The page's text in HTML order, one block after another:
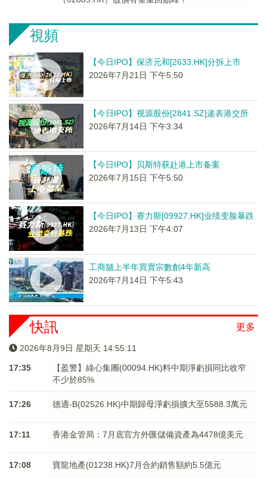
視頻
【今日IPO】保济元和[2633.HK]分拆上市
2026年7月21日 下午5:50
【今日IPO】视源股份[2841.SZ]递表港交所
2026年7月14日 下午3:34
【今日IPO】贝斯特获赴港上市备案
2026年7月15日 下午5:50
【今日IPO】赛力斯[09927.HK]业绩变脸暴跌
2026年7月13日 下午4:07
工商舖上半年買賣宗數創4年新高
2026年7月14日 下午5:43
更多
快訊
2026年8月9日 星期天 14:55:11
17:35
【盈警】綠心集團(00094.HK)料中期淨虧損同比收窄
不少於85%
17:26 德適-B(02526.HK)中期歸母淨虧損擴大至5588.3萬元
17:11 香港金管局：7月底官方外匯儲備資產為4478億美元
17:08 寶龍地產(01238.HK)7月合約銷售額約5.5億元